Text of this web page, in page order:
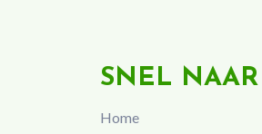
SNEL NAAR
Home